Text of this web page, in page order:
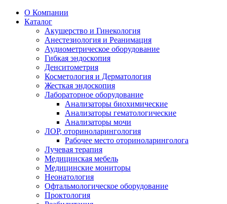
О Компании
Каталог
Акушерство и Гинекология
Анестезиология и Реанимация
Аудиометрическое оборудование
Гибкая эндоскопия
Денситометрия
Косметология и Дерматология
Жесткая эндоскопия
Лабораторное оборудование
Анализаторы биохимические
Анализаторы гематологические
Анализаторы мочи
ЛОР, оториноларингология
Рабочее место оториноларинголога
Лучевая терапия
Медицинская мебель
Медицинские мониторы
Неонатология
Офтальмологическое оборудование
Проктология